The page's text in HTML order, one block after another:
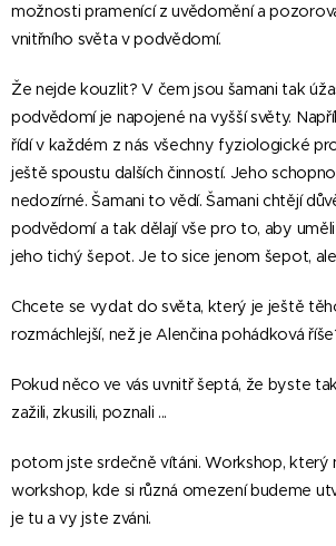
možnosti pramenící z uvědomění a
vnitřního světa v podvědomí.
Že nejde kouzlit? V čem jsou šamani tak
podvědomí je napojené na vyšší světy.
řídí v každém z nás všechny fyziologické
ještě spoustu dalších činností. Jeho
nedozírné. Šamani to vědí. Šamani chtějí
podvědomí a tak dělají vše pro to, aby
jeho tichý šepot. Je to sice jenom šepot,
Chcete se vydat do světa, který je ještě
rozmáchlejší, než je Alenčina pohádková
Pokud něco ve vás uvnitř šeptá, že byste
zažili, zkusili, poznali ...
potom jste srdečně vítáni. Workshop, který
workshop, kde si různá omezení budeme
je tu a vy jste zváni.